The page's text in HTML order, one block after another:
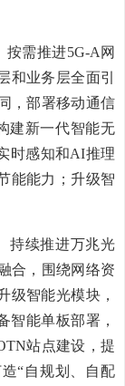
按需推进5G-A 网
和业务层全面引
，部署移动通信
建新一代智能无
时感知和AI推理
能能力；升级智
持续推进万兆光
合，围绕网络资
级智能光模块，
智能单板部署，
站点建设，提
“自规划、自配